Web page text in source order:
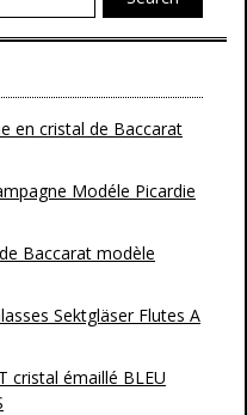
en cristal de Baccarat
Modéle Picardie
Baccarat modèle
Sektgläser Flutes A
cristal émaillé BLEU